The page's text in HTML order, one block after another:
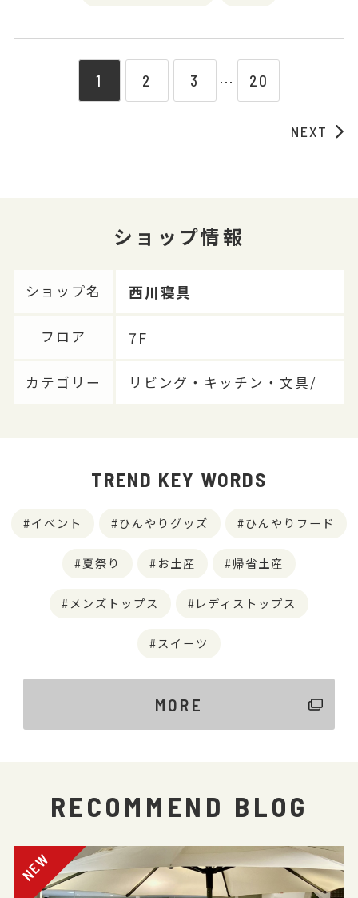
1 2 3 ⋯ 20
NEXT
ショップ情報
ショップ名 西川寝具
フロア 7F
カテゴリー リビング・キッチン・文具/
TREND KEY WORDS
イベント ひんやりグッズ ひんやりフード
夏祭り お土産 帰省土産
メンズトップス レディストップス
スイーツ
MORE
RECOMMEND BLOG